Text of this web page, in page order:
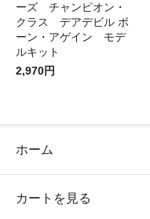
ーズ チャンピオン・
クラス デアデビル ボ
ーン・アゲイン モデ
ルキット
2,970円
ホーム
カートを見る